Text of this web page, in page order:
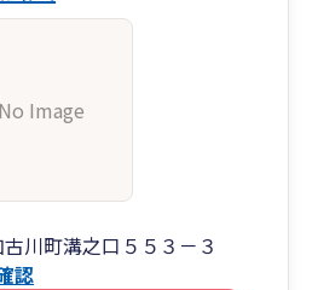
No Image
川町溝之口５５３－３
認